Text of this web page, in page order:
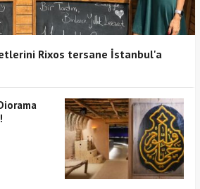
Rixos tersane İstanbul'a